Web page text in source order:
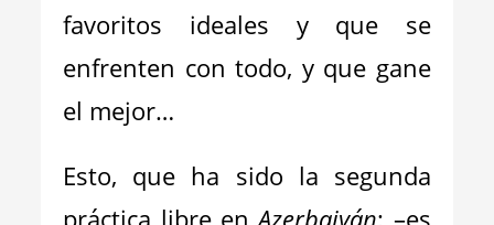
favoritos ideales y que se
enfrenten con todo, y que gane
el mejor…
Esto, que ha sido la segunda
práctica libre enAzerbaiyán: –es